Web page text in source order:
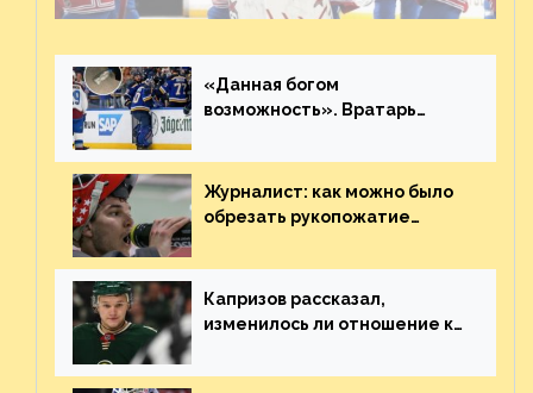
«Данная богом
возможность». Вратарь
броске бутылкой в Кадри
Журналист: как можно было
обрезать рукопожатие
Плохая работа, ESPN
Капризов рассказал,
изменилось ли отношение к
Украине